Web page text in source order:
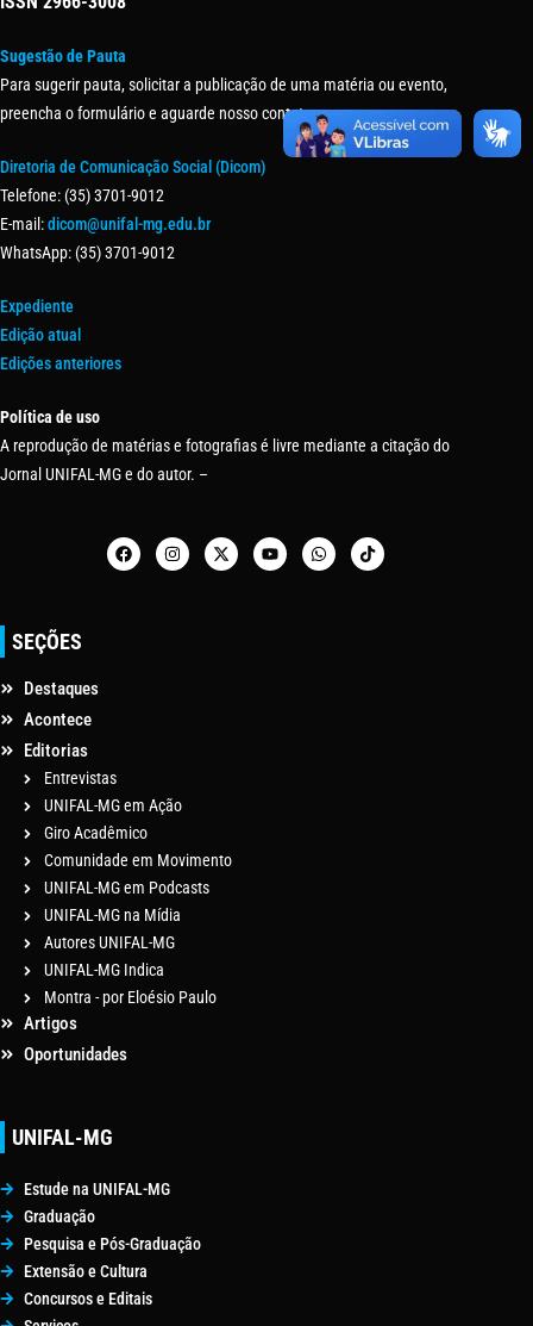
Sugestão de Pauta
Para sugerir pauta, solicitar a publicação de uma matéria ou evento,
preencha o formulário e aguarde nosso contato.
Diretoria de Comunicação Social (Dicom)
Telefone: (35) 3701-9012
E-mail:dicom@unifal-mg.edu.br
WhatsApp: (35) 3701-9012
Expediente
Edição atual
Edições anteriores
Política de uso
A reprodução de matérias e fotografias é livre mediante a citação do
Jornal UNIFAL-MG e do autor. –
SEÇÕES
Destaques
Acontece
Editorias
Entrevistas
UNIFAL-MG em Ação
Giro Acadêmico
Comunidade em Movimento
UNIFAL-MG em Podcasts
UNIFAL-MG na Mídia
Autores UNIFAL-MG
UNIFAL-MG Indica
Montra - por Eloésio Paulo
Artigos
Oportunidades
UNIFAL-MG
Estude na UNIFAL-MG
Graduação
Pesquisa e Pós-Graduação
Extensão e Cultura
Concursos e Editais